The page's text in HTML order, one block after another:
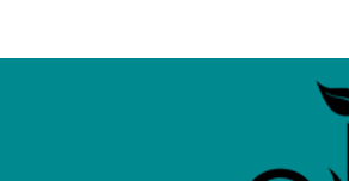
می پردازیم بسیار کمتر از هزینه هایی است که